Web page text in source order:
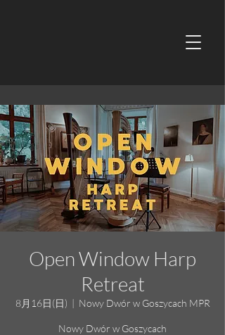
Open Window Harp
Retreat
8月16日(日)
  |
Nowy Dwór w Goszycach MPR
Nowy Dwór w Goszycach